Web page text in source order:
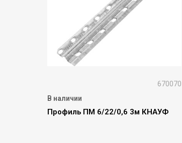
670070
В наличии
Профиль ПМ 6/22/0,6 3м КНАУФ